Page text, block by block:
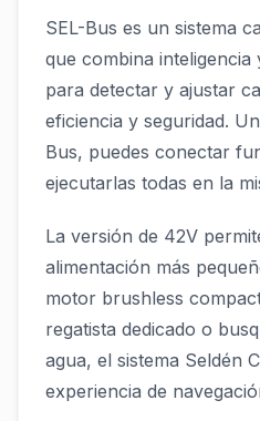
SEL-Bus es un sistema
que combina
para detectar y ajustar
eficiencia y seguridad.
Bus, puedes conectar
ejecutarlas todas en la
La versión de 42V
alimentación más
motor brushless
regatista dedicado o
agua, el sistema Seldén
experiencia de